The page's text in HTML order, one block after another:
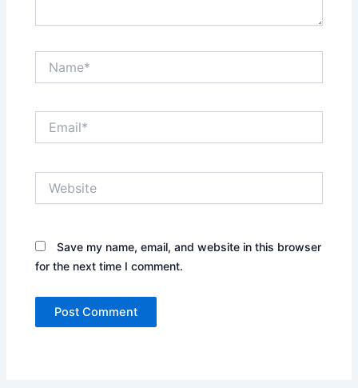
Save my name, email, and website in this browser
for the next time I comment.